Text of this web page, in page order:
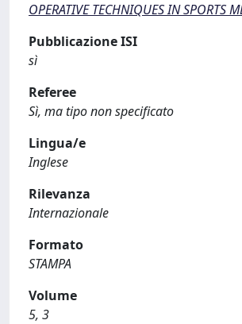
OPERATIVE TECHNIQUES IN SPORTS
Pubblicazione ISI
sì
Referee
Sì, ma tipo non specificato
Lingua/e
Inglese
Rilevanza
Internazionale
Formato
STAMPA
Volume
5, 3